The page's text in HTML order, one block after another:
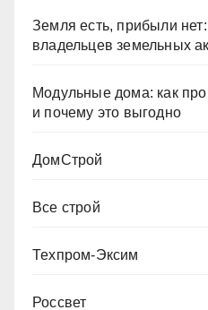
Земля есть, прибыли
владельцев земельных
Модульные дома: как
и почему это выгодно
ДомСтрой
Все строй
Техпром-Эксим
Россвет